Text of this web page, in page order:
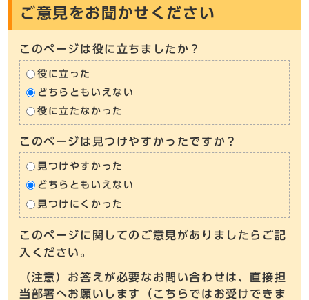
ご意見をお聞かせください
このページは役に立ちましたか？
役に立った
どちらともいえない
役に立たなかった
このページは見つけやすかったですか？
見つけやすかった
どちらともいえない
見つけにくかった
このページに関してのご意見がありましたらご記
入ください。
（注意）お答えが必要なお問い合わせは、直接担
当部署へお願いします（こちらではお受けできま